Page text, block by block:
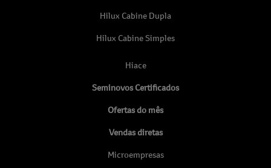
Hilux Cabine Dupla
Hilux Cabine Simples
Hiace
Seminovos Certificados
Ofertas do mês
Vendas diretas
Microempresas